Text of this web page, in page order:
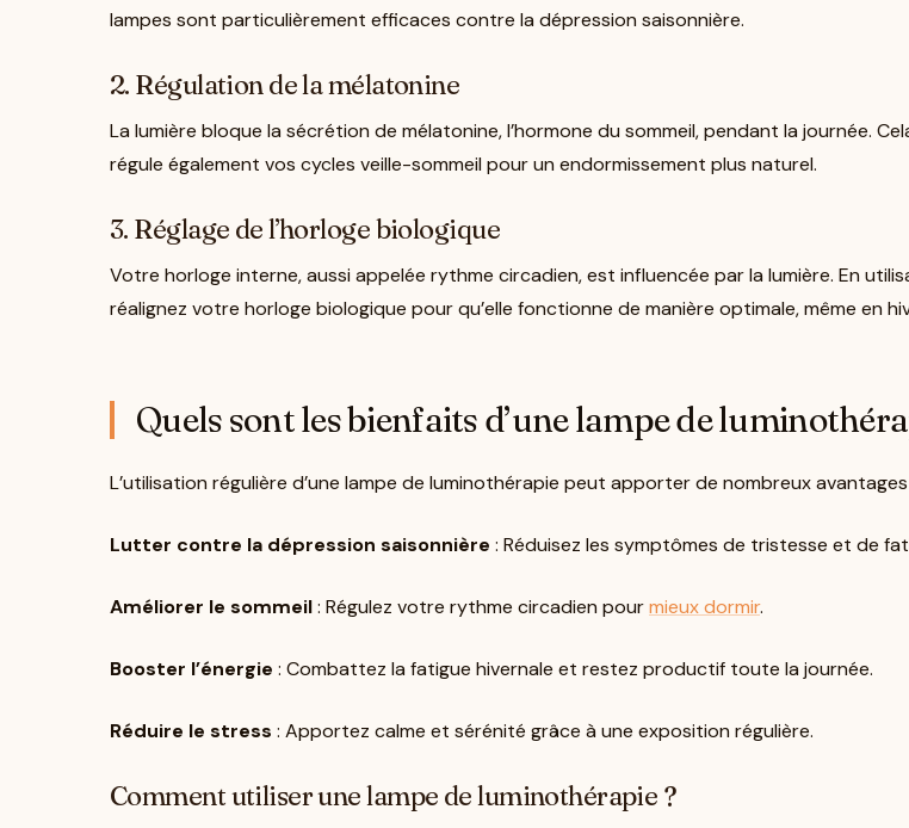
lampes sont particulièrement efficaces contre la dépression saisonnière.
2. Régulation de la mélatonine
La lumière bloque la sécrétion de mélatonine, l’hormone du sommeil, pendant la journée.
régule également vos cycles veille-sommeil pour un endormissement plus naturel.
3. Réglage de l’horloge biologique
Votre horloge interne, aussi appelée rythme circadien, est influencée par la lumière. En
réalignez votre horloge biologique pour qu’elle fonctionne de manière optimale, même en
Quels sont les bienfaits d’une lampe de
L’utilisation régulière d’une lampe de luminothérapie peut apporter de nombreux avantages
Lutter contre la dépression saisonnière : Réduisez les symptômes de tristesse et de
Améliorer le sommeil: Régulez votre rythme circadien pourmieux dormir.
Booster l’énergie : Combattez la fatigue hivernale et restez productif toute la journée.
Réduire le stress : Apportez calme et sérénité grâce à une exposition régulière.
Comment utiliser une lampe de luminothérapie ?